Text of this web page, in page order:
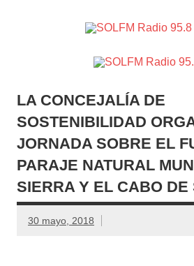
Crevillente, Radio en Vega
Vinalopó
LA CONCEJALÍA DE
SOSTENIBILIDAD
JORNADA SOBRE EL
PARAJE NATURAL
SIERRA Y EL CABO DE
30 mayo, 2018